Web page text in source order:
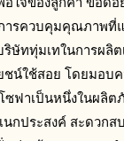
ารควบคุมคุณภาพที่
ษัททุ่มเทในการผลิต
ชน์ใช้สอย โดยมอบ
โซฟาเป็นหนึ่งในผลิ
นกประสงค์ สะดวก